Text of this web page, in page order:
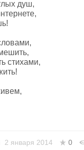
душ,
стихами,
2 января 2014 0